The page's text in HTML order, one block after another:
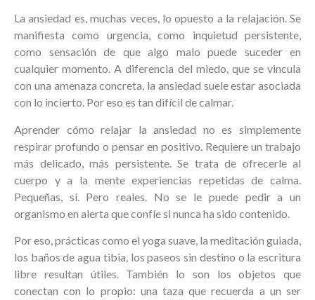
La ansiedad es, muchas veces, lo opuesto a la relajación. Se
manifiesta como urgencia, como inquietud persistente,
como sensación de que algo malo puede suceder en
cualquier momento. A diferencia del miedo, que se vincula
con una amenaza concreta, la ansiedad suele estar asociada
con lo incierto. Por eso es tan difícil de calmar.
Aprender cómo relajar la ansiedad no es simplemente
respirar profundo o pensar en positivo. Requiere un trabajo
más delicado, más persistente. Se trata de ofrecerle al
cuerpo y a la mente experiencias repetidas de calma.
Pequeñas, sí. Pero reales. No se le puede pedir a un
organismo en alerta que confíe si nunca ha sido contenido.
Por eso, prácticas como el yoga suave, la meditación guiada,
los baños de agua tibia, los paseos sin destino o la escritura
libre resultan útiles. También lo son los objetos que
conectan con lo propio: una taza que recuerda a un ser